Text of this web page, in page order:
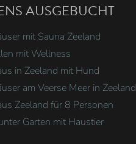
AUSGEBUCHT
mit Sauna Zeeland
mit Wellness
in Zeeland mit Hund
am Veerse Meer in Zeeland
Zeeland für 8 Personen
Garten mit Haustier